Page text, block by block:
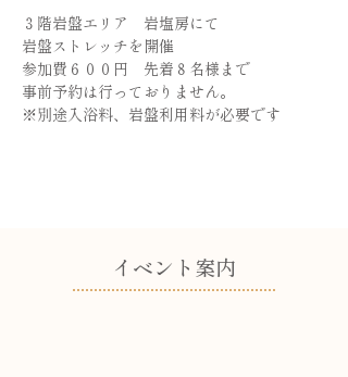
３階岩盤エリア　岩塩房にて
岩盤ストレッチを開催
参加費６００円　先着８名様まで
事前予約は行っておりません。
※別途入浴料、岩盤利用料が必要です
​イベント案内